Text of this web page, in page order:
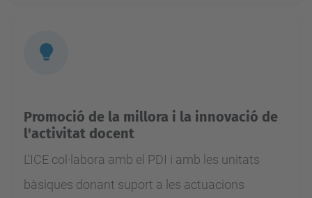
Promoció de la millora i la innovació de
l'activitat docent
L'ICE col·labora amb el PDI i amb les unitats
bàsiques donant suport a les actuacions